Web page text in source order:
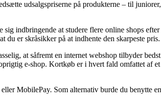
udsalgspriserne på produkterne – til
sig indbringende at studere flere online shops
du er skråsikker på at indhente den skarpeste pris.
at såfremt en internet webshop tilbyder
e-shop. Kortkøb er i hvert fald omfattet af
MobilePay. Som alternativ burde du benytte